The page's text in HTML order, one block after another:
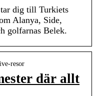
dig till Turkiets
Alanya, Side,
golfarnas Belek.
resor
där allt